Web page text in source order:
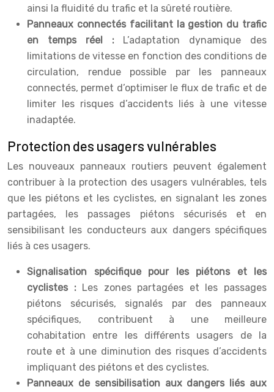
ainsi la fluidité du trafic et la sûreté routière.
Panneaux connectés facilitant la gestion du trafic
en temps réel : L’adaptation dynamique des
limitations de vitesse en fonction des conditions de
circulation, rendue possible par les panneaux
connectés, permet d’optimiser le flux de trafic et de
limiter les risques d’accidents liés à une vitesse
inadaptée.
Protection des usagers vulnérables
Les nouveaux panneaux routiers peuvent également
contribuer à la protection des usagers vulnérables, tels
que les piétons et les cyclistes, en signalant les zones
partagées, les passages piétons sécurisés et en
sensibilisant les conducteurs aux dangers spécifiques
liés à ces usagers.
Signalisation spécifique pour les piétons et les
cyclistes : Les zones partagées et les passages
piétons sécurisés, signalés par des panneaux
spécifiques, contribuent à une meilleure
cohabitation entre les différents usagers de la
route et à une diminution des risques d’accidents
impliquant des piétons et des cyclistes.
Panneaux de sensibilisation aux dangers liés aux